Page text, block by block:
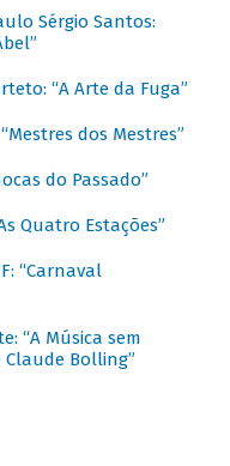
Sérgio Santos:
“A Arte da Fuga”
dos Mestres”
do Passado”
Quatro Estações”
“Carnaval
“A Música sem
Bolling”